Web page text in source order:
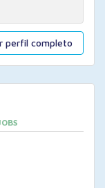
perfil completo